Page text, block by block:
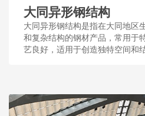
大同异形钢结构
大同异形钢结构是指在大同地区
和复杂结构的钢材产品，常用于
艺良好，适用于创造独特空间和